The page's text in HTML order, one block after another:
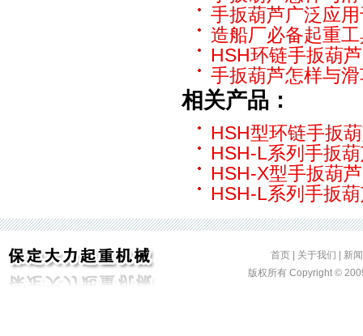
手扳葫芦广泛应
造船厂必备起重
HSH环链手扳葫
手扳葫芦怎样与
相关产品：
HSH型环链手扳
HSH-L系列手扳
HSH-X型手扳葫芦
HSH-L系列手扳
首页 关于我们
新
版权所有 Copyright ©